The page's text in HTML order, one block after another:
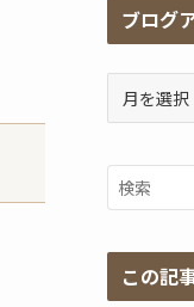
ブログ
ア
ー
カ
この記